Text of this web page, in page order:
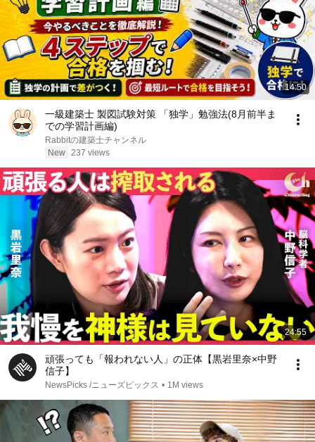
14:50
一級建築士 製図試験対策 「独学」勉強法(8月前半ま
での学習計画編)
Rabbitの建築士チャンネル
New 237 views
24:55
頑張っても「報われない人」の正体【黒岩里奈×中野
信子】
NewsPicks /ニューズピックス • 1M views